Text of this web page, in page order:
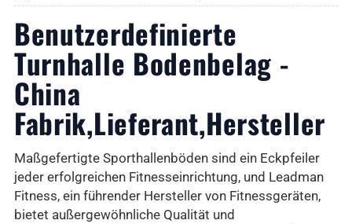
Benutzerdefinierte
Turnhalle Bodenbelag -
China
Fabrik,Lieferant,Hersteller
Maßgefertigte Sporthallenböden sind ein Eckpfeiler
jeder erfolgreichen Fitnesseinrichtung, und Leadman
Fitness, ein führender Hersteller von Fitnessgeräten,
bietet außergewöhnliche Qualität und